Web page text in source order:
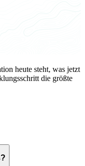
heute steht, was jetzt
die größte